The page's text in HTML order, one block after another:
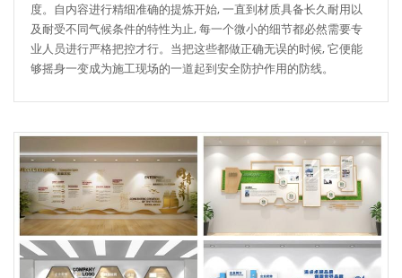
度。自内容进行精细准确的提炼开始, 一直到材质具备长久耐用以
及耐受不同气候条件的特性为止, 每一个微小的细节都必然需要专
业人员进行严格把控才行。当把这些都做正确无误的时候, 它便能
够摇身一变成为施工现场的一道起到安全防护作用的防线。